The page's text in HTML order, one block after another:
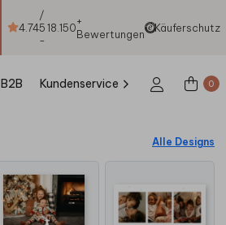
4.74
/
5
-
18.150+
Bewertungen
Käuferschutz
B2B Kundenservice 0
Alle Designs